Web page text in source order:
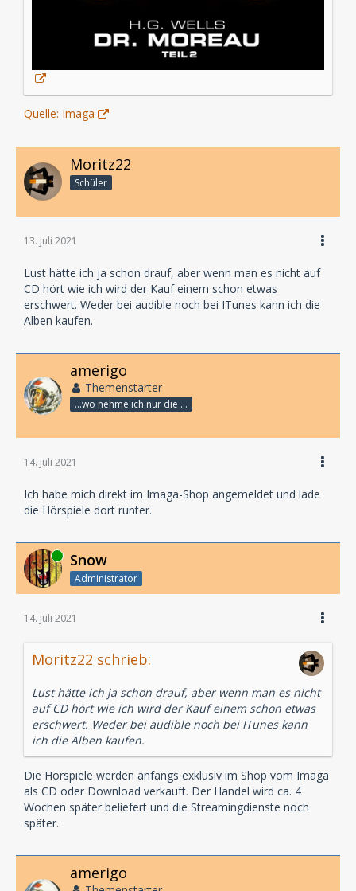
Quelle: Imaga
Moritz22
Schüler
13. Juli 2021
Lust hätte ich ja schon drauf, aber wenn man es nicht auf
CD hört wie ich wird der Kauf einem schon etwas
erschwert. Weder bei audible noch bei ITunes kann ich die
Alben kaufen.
amerigo
Themenstarter
...wo nehme ich nur die Zeit her, so vieles nicht zu hören?
14. Juli 2021
Ich habe mich direkt im Imaga-Shop angemeldet und lade
die Hörspiele dort runter.
Online Snow
Administrator
14. Juli 2021
Moritz22 schrieb:
Lust hätte ich ja schon drauf, aber wenn man es nicht
auf CD hört wie ich wird der Kauf einem schon etwas
erschwert. Weder bei audible noch bei ITunes kann
ich die Alben kaufen.
Die Hörspiele werden anfangs exklusiv im Shop vom Imaga
als CD oder Download verkauft. Der Handel wird ca. 4
Wochen später beliefert und die Streamingdienste noch
später.
amerigo